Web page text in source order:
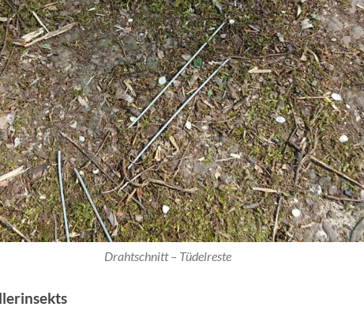
Drahtschnitt – Tüdelreste